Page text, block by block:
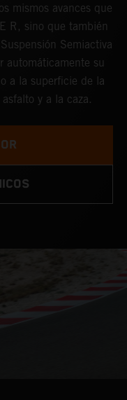
mismos avances que
R, sino que también
Semiactiva
automáticamente su
a la superficie de la
y a la caza.